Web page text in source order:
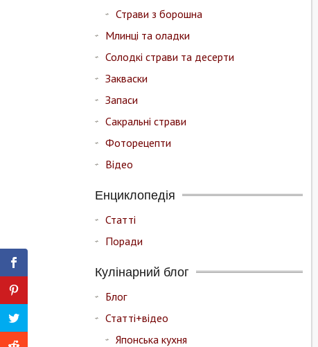
Страви з борошна
Млинці та оладки
Солодкі страви та десерти
Закваски
Запаси
Сакральні страви
Фоторецепти
Відео
Енциклопедія
Статті
Поради
Кулінарний блог
Блог
Статті+відео
Японська кухня